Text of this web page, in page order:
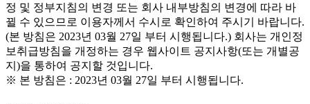
정 및 정부지침의 변경 또는 회사 내부방침의 변경에 따라 바
뀔 수 있으므로 이용자께서 수시로 확인하여 주시기 바랍니다.
(본 방침은 2023년 03월 27일 부터 시행됩니다.) 회사는 개인정
보취급방침을 개정하는 경우 웹사이트 공지사항(또는 개별공
지)을 통하여 공지할 것입니다.
※ 본 방침은 : 2023년 03월 27일 부터 시행됩니다.